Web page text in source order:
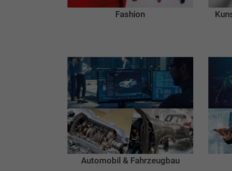
Fashion
Automobil & Fahrzeugbau